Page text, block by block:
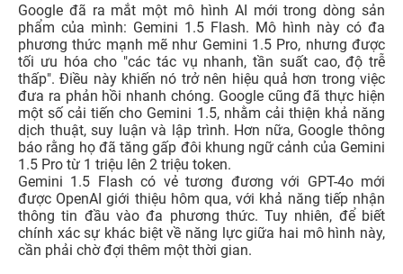
Google đã ra mắt một mô hình AI mới trong dòng sản
phẩm của mình: Gemini 1.5 Flash. Mô hình này có đa
phương thức mạnh mẽ như Gemini 1.5 Pro, nhưng được
tối ưu hóa cho "các tác vụ nhanh, tần suất cao, độ trễ
thấp". Điều này khiến nó trở nên hiệu quả hơn trong việc
đưa ra phản hồi nhanh chóng. Google cũng đã thực hiện
một số cải tiến cho Gemini 1.5, nhằm cải thiện khả năng
dịch thuật, suy luận và lập trình. Hơn nữa, Google thông
báo rằng họ đã tăng gấp đôi khung ngữ cảnh của Gemini
1.5 Pro từ 1 triệu lên 2 triệu token.
Gemini 1.5 Flash có vẻ tương đương với GPT-4o mới
được OpenAI giới thiệu hôm qua, với khả năng tiếp nhận
thông tin đầu vào đa phương thức. Tuy nhiên, để biết
chính xác sự khác biệt về năng lực giữa hai mô hình này,
cần phải chờ đợi thêm một thời gian.